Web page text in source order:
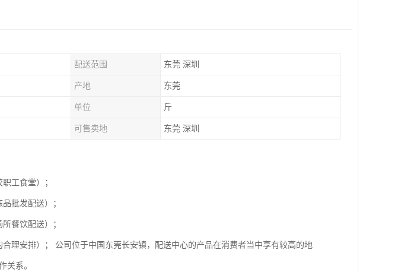
配送范围 东莞 深圳
产地 东莞
单位 斤
可售卖地 东莞 深圳
工食堂）；
批发配送）；
餐饮配送）；
理安排）； 公司位于中国东莞长安镇，配送中心的产品在消费者当中享有较高的地
关系。